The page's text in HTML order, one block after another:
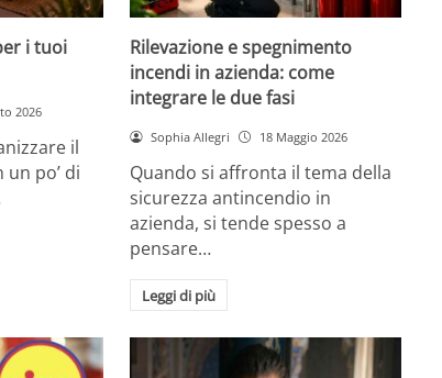
i tuoi
2026
il
po’ di
Rilevazione e spegnimento
incendi in azienda: come
integrare le due fasi
Sophia Allegri 18 Maggio 2026
Quando si affronta il tema della
sicurezza antincendio in
azienda, si tende spesso a
pensare…
Leggi di più